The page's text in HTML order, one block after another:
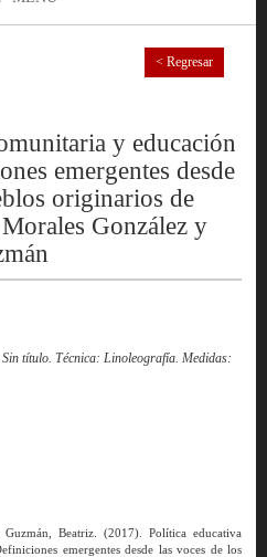
< Regresar
y educación
emergentes desde
originarios de
González y
título. Técnica: Linoleografía. Medidas:
Beatriz. (2017). Política educativa
emergentes desde las voces de los